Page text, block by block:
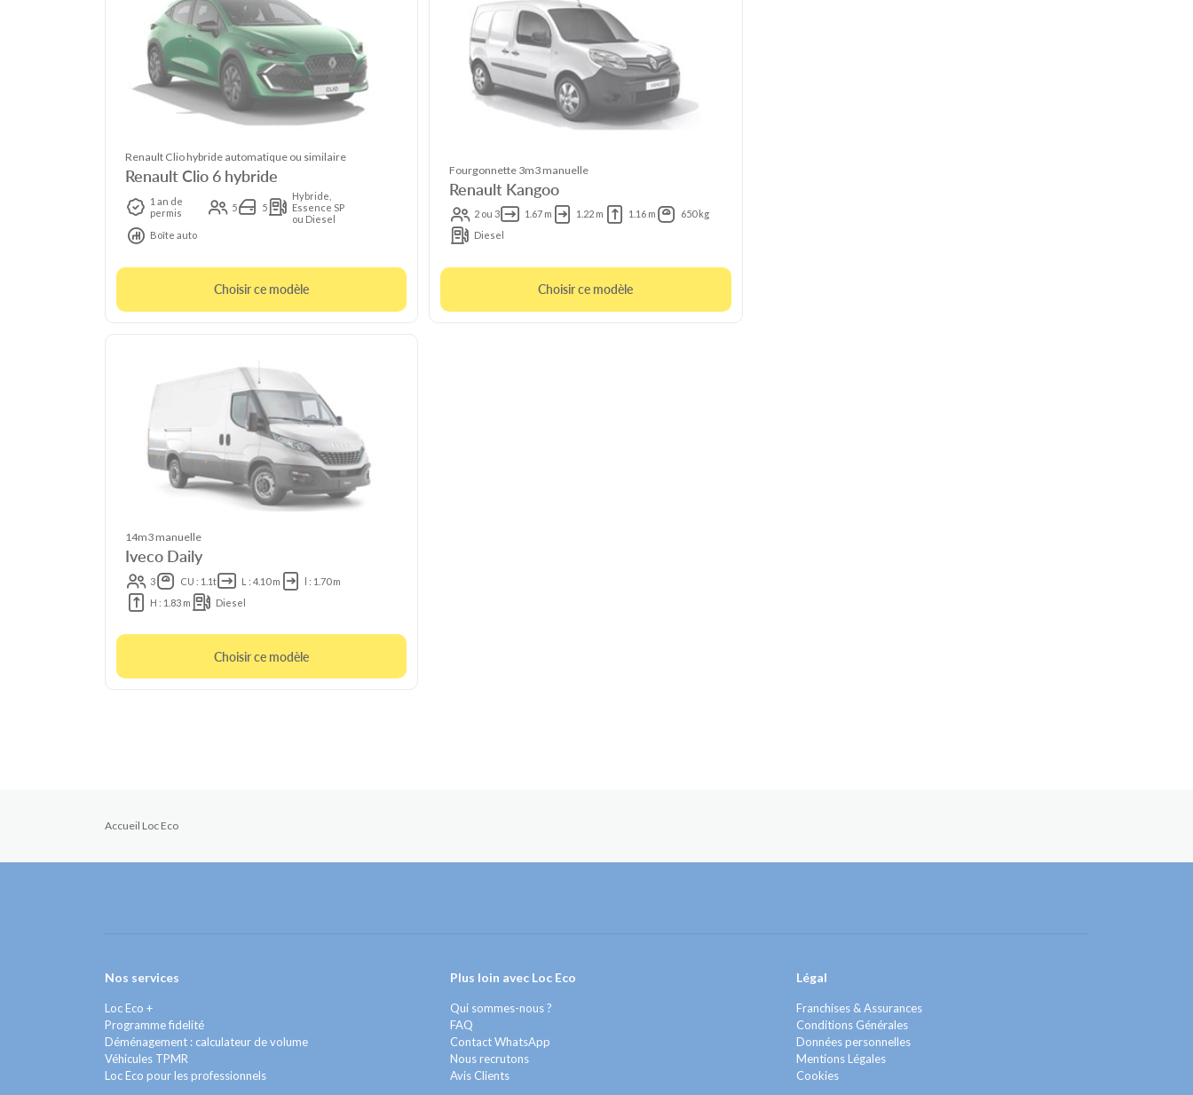
Renault Clio hybride automatique ou similaire
Renault Clio 6 hybride
1 an de
permis
5 5
Hybride,
Essence SP
ou Diesel
Boîte auto
Choisir ce modèle
Fourgonnette 3m3 manuelle
Renault Kangoo
2 ou 3 1.67 m 1.22 m 1.16 m
650 kg
Diesel
Choisir ce modèle
14m3 manuelle
Iveco Daily
3 CU : 1.1t L : 4.10 m
l : 1.70 m
H : 1.83 m
Diesel
Choisir ce modèle
Accueil Loc Eco
Nos services
Loc Eco +
Programme fidelité
Déménagement : calculateur de volume
Véhicules TPMR
Loc Eco pour les professionnels
Plus loin avec Loc Eco
Qui sommes-nous ?
FAQ
Contact WhatsApp
Nous recrutons
Avis Clients
Légal
Franchises & Assurances
Conditions Générales
Données personnelles
Mentions Légales
Cookies